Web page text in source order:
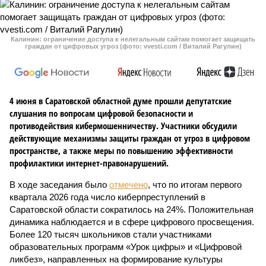
Калинин: ограничение доступа к нелегальным сайтам помогает защищать
граждан от цифровых угроз (фото: vvesti.com / Виталий Рагулин)
4 июня в Саратовской областной думе прошли депутатские
слушания по вопросам цифровой безопасности и
противодействия кибермошенничеству. Участники обсудили
действующие механизмы защиты граждан от угроз в цифровом
пространстве, а также меры по повышению эффективности
профилактики интернет-правонарушений.
В ходе заседания было отмечено, что по итогам первого
квартала 2026 года число киберпреступлений в
Саратовской области сократилось на 24%. Положительная
динамика наблюдается и в сфере цифрового просвещения.
Более 120 тысяч школьников стали участниками
образовательных программ «Урок цифры» и «Цифровой
ликбез», направленных на формирование культуры